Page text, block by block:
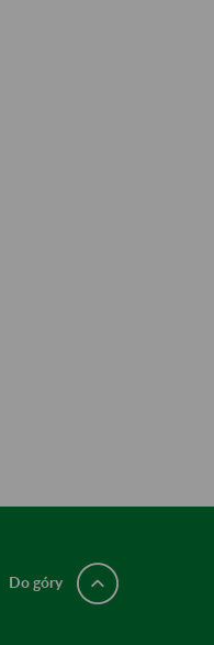
Do góry